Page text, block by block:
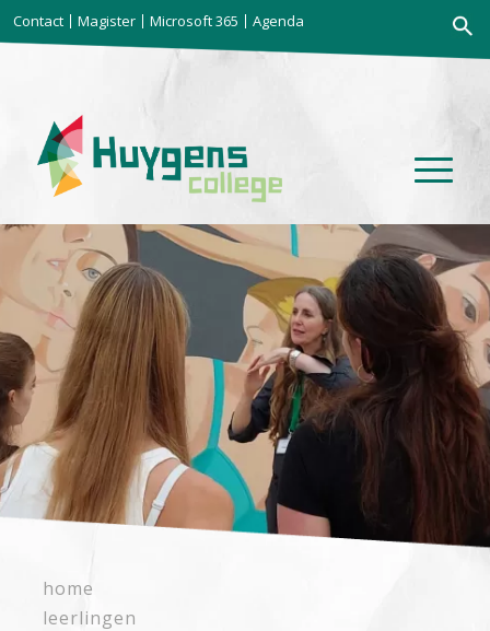
Contact Magister Microsoft 365 Agenda
naar:
home
leerlingen